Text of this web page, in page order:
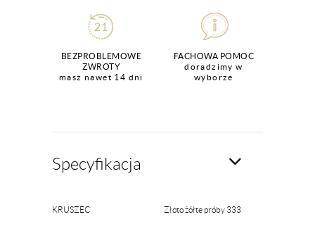
BEZPROBLEMOWE
ZWROTY
masz nawet 14 dni
FACHOWA POMOC
doradzimy w
wyborze
Specyfikacja
KRUSZEC Złoto żółte próby 333